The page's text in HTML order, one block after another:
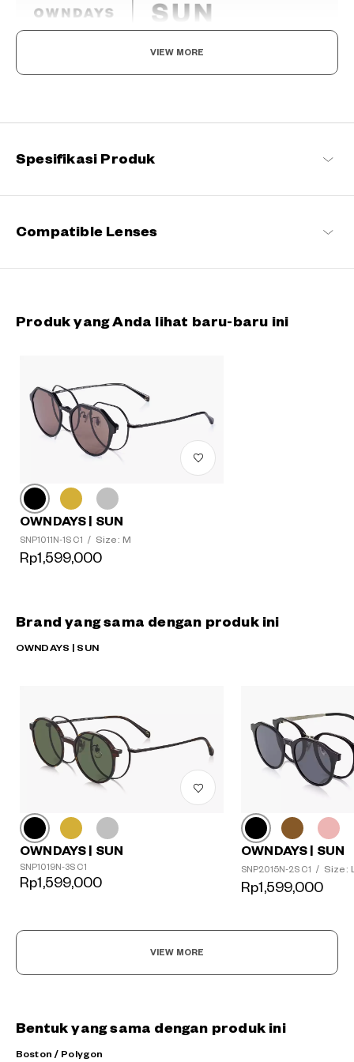
The day is yours!
MATAHARI di sisi Anda, setiap momen menjadi lebih istimewa.
VIEW MORE
Spesifikasi Produk
Compatible Lenses
Produk yang Anda lihat baru-baru ini
OWNDAYS | SUN
SNP1011N-1S C1 / Size: M
Rp1,599,000
Brand yang sama dengan produk ini
OWNDAYS | SUN
OWNDAYS | SUN
SNP1019N-3S C1
Rp1,599,000
OWNDAYS | SUN
SNP2015N-2S C1 / Size:
Rp1,599,000
VIEW MORE
Bentuk yang sama dengan produk ini
Boston / Polygon